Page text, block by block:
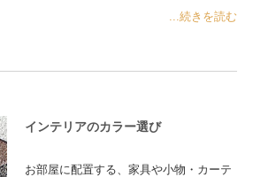
...続きを読む
インテリアのカラー選び
お部屋に配置する、家具や小物・カーテ